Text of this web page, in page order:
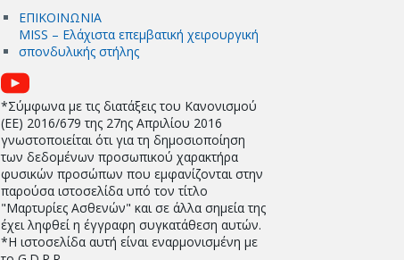
ΕΠΙΚΟΙΝΩΝΙΑ
MISS – Ελάχιστα επεμβατική χειρουργική
σπονδυλικής στήλης
*Σύμφωνα με τις διατάξεις του Κανονισμού
(EE) 2016/679 της 27ης Απριλίου 2016
γνωστοποιείται ότι για τη δημοσιοποίηση
των δεδομένων προσωπικού χαρακτήρα
φυσικών προσώπων που εμφανίζονται στην
παρούσα ιστοσελίδα υπό τον τίτλο
"Μαρτυρίες Ασθενών" και σε άλλα σημεία της
έχει ληφθεί η έγγραφη συγκατάθεση αυτών.
*Η ιστοσελίδα αυτή είναι εναρμονισμένη με